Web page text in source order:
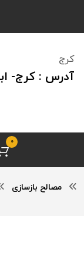
کرج
آدرس : کرج-
0
مصالح بازسازی